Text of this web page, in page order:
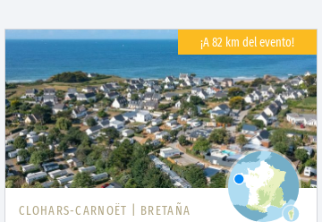
¡A 82 km del evento!
CLOHARS-CARNOËT | BRETAÑA